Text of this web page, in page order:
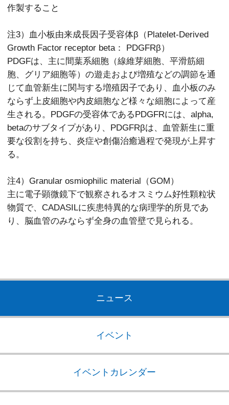
作製すること
注3）血小板由来成長因子受容体β（Platelet-Derived
Growth Factor receptor beta： PDGFRβ）
PDGFは、主に間葉系細胞（線維芽細胞、平滑筋細
胞、グリア細胞等）の遊走および増殖などの調節を通
じて血管新生に関与する増殖因子であり、血小板のみ
ならず上皮細胞や内皮細胞など様々な細胞によって産
生される。PDGFの受容体であるPDGFRには、alpha,
betaのサブタイプがあり、PDGFRβは、血管新生に重
要な役割を持ち、炎症や創傷治癒過程で発現が上昇す
る。
注4）Granular osmiophilic material（GOM）
主に電子顕微鏡下で観察されるオスミウム好性顆粒状
物質で、CADASILに疾患特異的な病理学的所見であ
り、脳血管のみならず全身の血管壁で見られる。
ニュース
イベント
イベントカレンダー